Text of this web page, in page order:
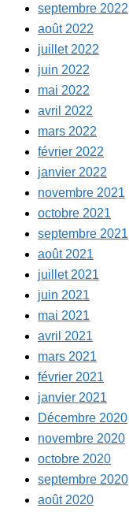
septembre 2022
août 2022
juillet 2022
juin 2022
mai 2022
avril 2022
mars 2022
février 2022
janvier 2022
novembre 2021
octobre 2021
septembre 2021
août 2021
juillet 2021
juin 2021
mai 2021
avril 2021
mars 2021
février 2021
janvier 2021
Décembre 2020
novembre 2020
octobre 2020
septembre 2020
août 2020